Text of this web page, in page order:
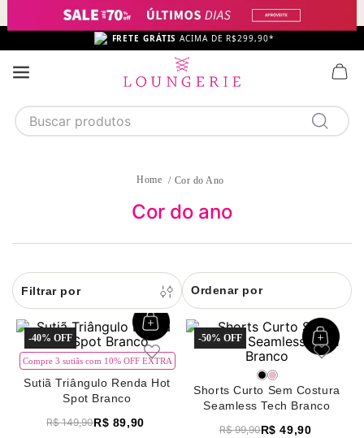
FRETE GRÁTIS ACIMA DE R$299,90*
Buscar produtos
5
sutiã calcinha
algodão
7
pijama
8
renda
sutiã renda
Cor do Ano
Cor do ano
Ordenar por
-40%
Compre 3 sutiãs com 10% OFF EXTRA
Sutiã Triângulo Renda Hot
Spot Branco
R$ 149,90R$ 89,90
-50%
Shorts Curto Sem Costura
Seamless Tech Branco
R$ 99,90R$ 49,90